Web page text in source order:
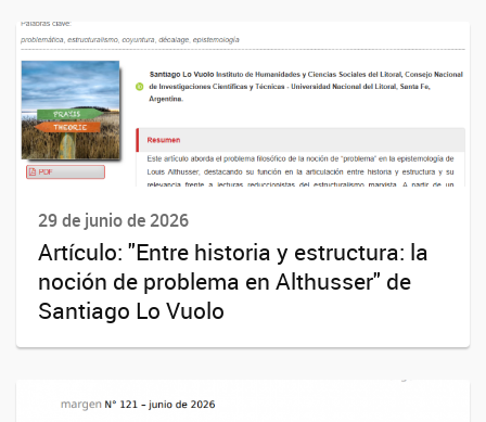
29 de junio de 2026
Artículo: "Entre historia y estructura: la
noción de problema en Althusser" de
Santiago Lo Vuolo